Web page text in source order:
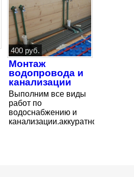
400 руб.
Монтаж
водопровода и
канализации
Выполним все виды
работ по
водоснабжению и